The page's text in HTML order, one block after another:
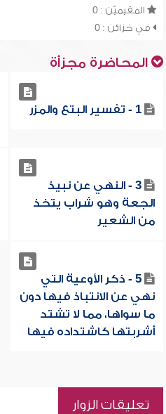
المقيميّن : 0
في خزائن : 0
المحاضرة مجزأة
1 - تفسير البتع والمزر
3 - النهي عن نبيذ
الجعة وهو شراب يتخذ
من الشعير
5 - ذكر الأوعية التي
نهي عن الانتباذ فيها دون
ما سواها، مما لا تشتد
أشربتها كاشتداده فيها
تعليقات الزوار